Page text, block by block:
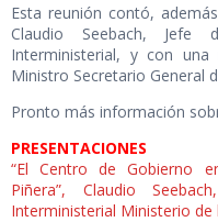
Esta reunión contó,
Claudio Seebach, Jefe
Interministerial, y con
Ministro Secretario General
Pronto más información
PRESENTACIONES
“El Centro de Gobierno
Piñera”, Claudio
Interministerial Ministerio de